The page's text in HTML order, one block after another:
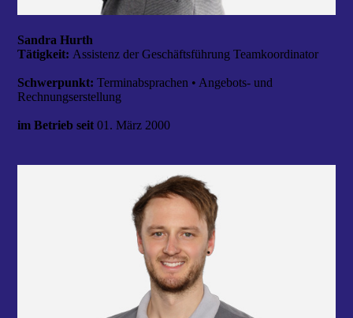
Sandra Hurth
Tätigkeit: Assistenz der Geschäftsführung Teamkoordinator
Schwerpunkt:Terminabsprachen • Angebots- und
Rechnungserstellung
im Betrieb seit 01. März 2000